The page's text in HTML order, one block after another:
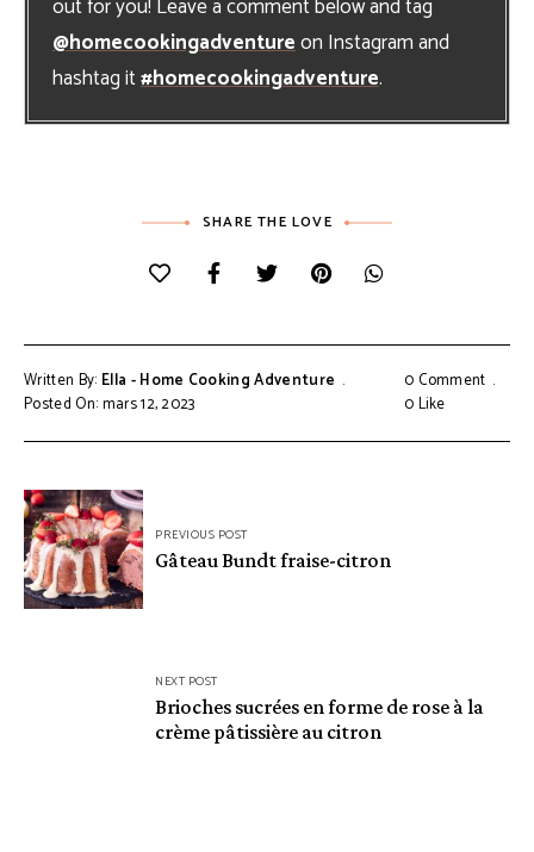
out for you! Leave a comment below and tag
@homecookingadventureon Instagram and
hashtag it#homecookingadventure.
SHARE THE LOVE
Written By: Ella - Home Cooking Adventure
Posted On: mars 12, 2023
0 Comment
0Like
Navigation
de
l’article
PREVIOUS POST
Gâteau Bundt fraise-citron
NEXT POST
Brioches sucrées en forme de rose à la
crème pâtissière au citron